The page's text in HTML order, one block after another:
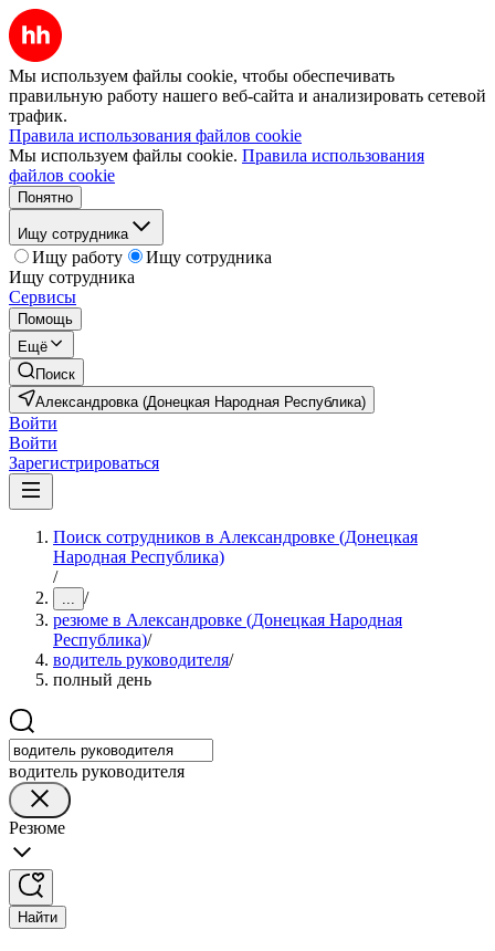
Мы используем файлы cookie, чтобы обеспечивать
правильную работу нашего веб-сайта и анализировать сетевой
трафик.
Правила использования файлов cookie
Мы используем файлы cookie. Правила использования
файлов cookie
Понятно
Ищу сотрудника
Ищу работу
Ищу сотрудника
Ищу сотрудника
Сервисы
Помощь
Ещё
Поиск
Александровка (Донецкая Народная Республика)
Войти
Войти
Зарегистрироваться
Поиск сотрудников в Александровке (Донецкая
Народная Республика)
/
... /
резюме в Александровке (Донецкая Народная
Республика)/
водитель руководителя/
полный день
водитель руководителя
Резюме
Найти